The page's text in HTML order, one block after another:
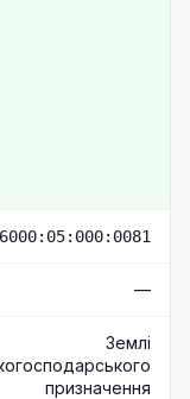
—
Землі
призначення